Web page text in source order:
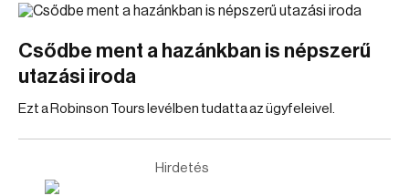
Csődbe ment a hazánkban is népszerű
utazási iroda
Ezt a Robinson Tours levélben tudatta az ügyfeleivel.
Hirdetés